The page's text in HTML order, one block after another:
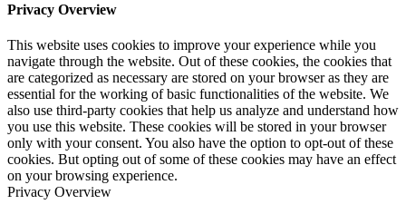
Privacy Overview
This website uses cookies to improve your experience while you
navigate through the website. Out of these cookies, the cookies that
are categorized as necessary are stored on your browser as they are
essential for the working of basic functionalities of the website. We
also use third-party cookies that help us analyze and understand how
you use this website. These cookies will be stored in your browser
only with your consent. You also have the option to opt-out of these
cookies. But opting out of some of these cookies may have an effect
on your browsing experience.
Privacy Overview